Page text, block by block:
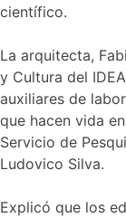
científico.
La arquitecta,
y Cultura del
auxiliares de
que hacen vida
Servicio de
Ludovico Silva.
Explicó que los